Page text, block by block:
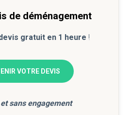
de déménagement
gratuit en 1 heure !
VOTRE DEVIS
sans engagement